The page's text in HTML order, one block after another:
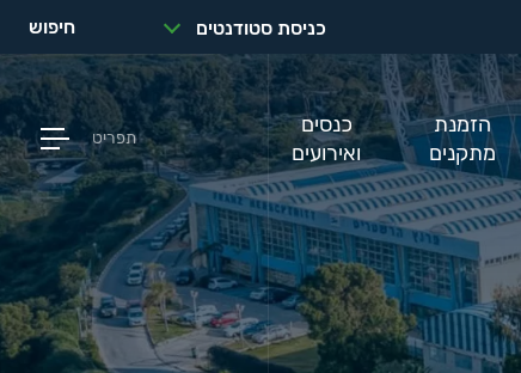
כניסת סטודנטים חיפוש
הזמנת
מתקנים
כנסים
ואירועים
תפריט